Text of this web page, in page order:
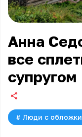
Анна
все
супругом
# Люди с обложки